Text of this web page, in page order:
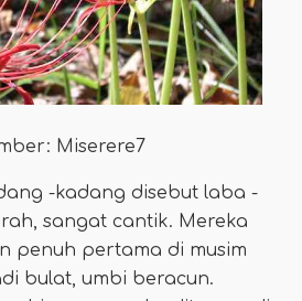
Miserere7
-kadang disebut laba -
sangat cantik. Mereka
penuh pertama di musim
bulat, umbi beracun.